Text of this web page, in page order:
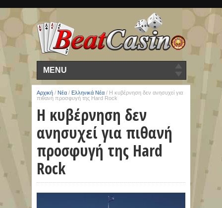
MENU
Αρχική / Νέα / Ελληνικά Νέα / Η κυβέρνηση δεν ανησυχεί για
πιθανή προσφυγή της Hard Rock
Η κυβέρνηση δεν
ανησυχεί για πιθανή
προσφυγή της Hard
Rock